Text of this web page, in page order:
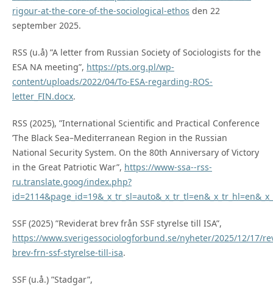
rigour-at-the-core-of-the-sociological-ethos den 22
september 2025.
RSS (u.å) ”A letter from Russian Society of Sociologists for the
ESA NA meeting”, https://pts.org.pl/wp-
content/uploads/2022/04/To-ESA-regarding-ROS-
letter_FIN.docx.
RSS (2025), ”International Scientific and Practical Conference
’The Black Sea–Mediterranean Region in the Russian
National Security System. On the 80th Anniversary of Victory
in the Great Patriotic War”, https://www-ssa--rss-
ru.translate.goog/index.php?
SSF (2025) ”Reviderat brev från SSF styrelse till ISA”,
https://www.sverigessociologforbund.se/nyheter/2025/12/17/
brev-frn-ssf-styrelse-till-isa.
SSF (u.å.) ”Stadgar”,